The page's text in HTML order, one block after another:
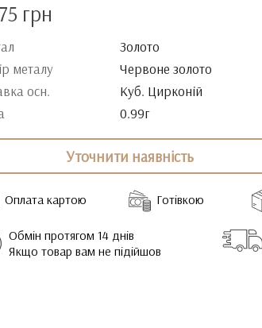
грн
Золото
металу
Червоне золото
осн.
Куб. Цирконій
0.99г
Уточнити наявність
Оплата картою Готівкою
Обмін протягом 14 днів
Якщо товар вам не підійшов